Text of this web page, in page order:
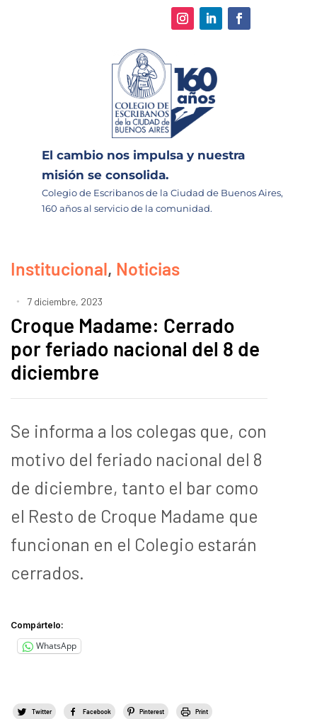
El cambio nos impulsa y nuestra
misión se consolida.
Colegio de Escribanos de la Ciudad de Buenos Aires,
160 años al servicio de la comunidad.
Institucional, Noticias
7 diciembre, 2023
Croque Madame: Cerrado
por feriado nacional del 8 de
diciembre
Se informa a los colegas que, con
motivo del feriado nacional del 8
de diciembre, tanto el bar como
el Resto de Croque Madame que
funcionan en el Colegio estarán
cerrados.
Compártelo:
WhatsApp
Twitter Facebook Pinterest Print